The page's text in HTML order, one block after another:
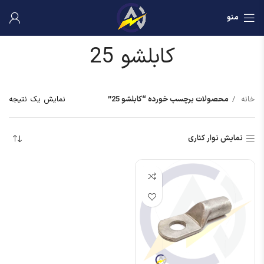
منو
کابلشو 25
خانه محصولات برچسب خورده “کابلشو 25” نمایش یک نتیجه
نمایش نوار کناری